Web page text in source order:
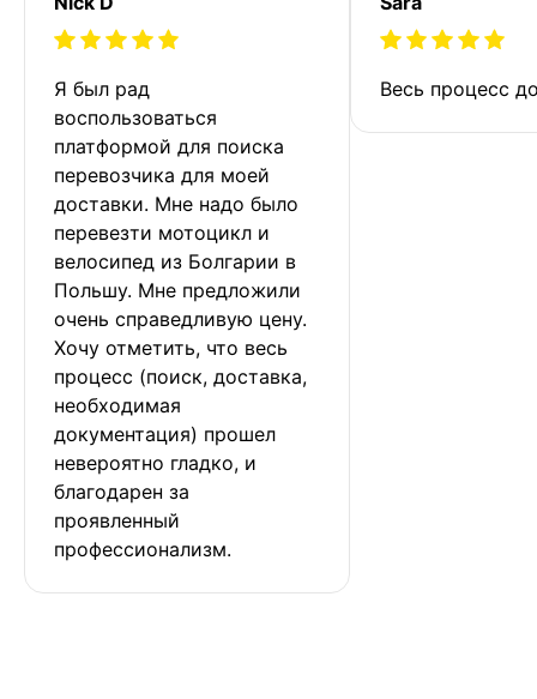
Я был рад
воспользоваться
платформой для поиска
перевозчика для моей
доставки. Мне надо было
перевезти мотоцикл и
велосипед из Болгарии в
Польшу. Мне предложили
очень справедливую цену.
Хочу отметить, что весь
процесс (поиск, доставка,
необходимая
документация) прошел
невероятно гладко, и
благодарен за
проявленный
профессионализм.
Весь процесс